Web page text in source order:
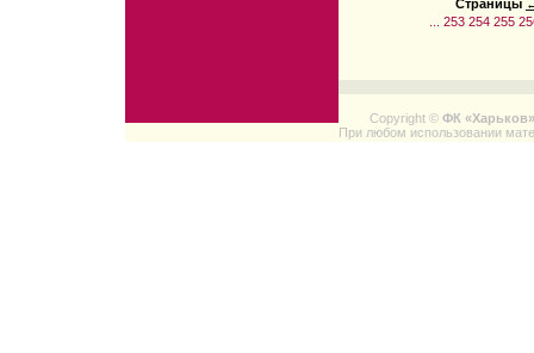
Страницы
253 254 255
Copyright © ФК «Харьков»
При любом использовании